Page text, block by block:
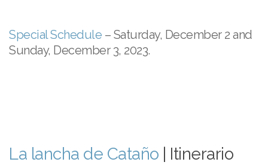
Special Schedule – Saturday, December 2 and
Sunday, December 3, 2023.
La lancha de Cataño | Itinerario